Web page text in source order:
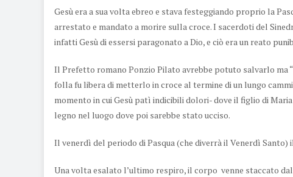
Gesù era a sua volta ebreo e stava festeggiando proprio la
arrestato e mandato a morire sulla croce. I sacerdoti del
infatti Gesù di essersi paragonato a Dio, e ciò era un reato
Il Prefetto romano Ponzio Pilato avrebbe potuto salvarlo ma
folla fu libera di metterlo in croce al termine di un lungo
momento in cui Gesù patì indicibili dolori- dove il figlio di
legno nel luogo dove poi sarebbe stato ucciso.
Il venerdì del periodo di Pasqua (che diverrà il Venerdì Santo)
Una volta esalato l’ultimo respiro, il corpo venne staccato